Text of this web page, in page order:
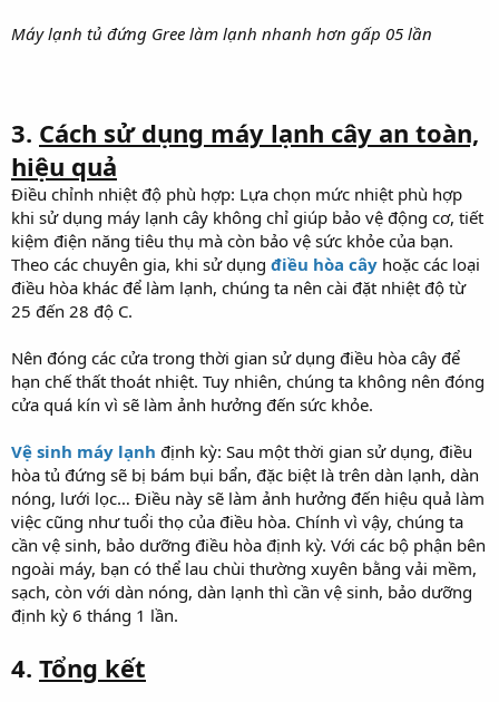
Máy lạnh tủ đứng Gree làm lạnh nhanh hơn gấp 05 lần
3. Cách sử dụng máy lạnh cây an toàn,
hiệu quả
Điều chỉnh nhiệt độ phù hợp: Lựa chọn mức nhiệt phù hợp
khi sử dụng máy lạnh cây không chỉ giúp bảo vệ động cơ, tiết
kiệm điện năng tiêu thụ mà còn bảo vệ sức khỏe của bạn.
Theo các chuyên gia, khi sử dụng điều hòa cây hoặc các loại
điều hòa khác để làm lạnh, chúng ta nên cài đặt nhiệt độ từ
25 đến 28 độ C.
Nên đóng các cửa trong thời gian sử dụng điều hòa cây để
hạn chế thất thoát nhiệt. Tuy nhiên, chúng ta không nên đóng
cửa quá kín vì sẽ làm ảnh hưởng đến sức khỏe.
Vệ sinh máy lạnh định kỳ: Sau một thời gian sử dụng, điều
hòa tủ đứng sẽ bị bám bụi bẩn, đặc biệt là trên dàn lạnh, dàn
nóng, lưới lọc… Điều này sẽ làm ảnh hưởng đến hiệu quả làm
việc cũng như tuổi thọ của điều hòa. Chính vì vậy, chúng ta
cần vệ sinh, bảo dưỡng điều hòa định kỳ. Với các bộ phận bên
ngoài máy, bạn có thể lau chùi thường xuyên bằng vải mềm,
sạch, còn với dàn nóng, dàn lạnh thì cần vệ sinh, bảo dưỡng
định kỳ 6 tháng 1 lần.
4. Tổng kết